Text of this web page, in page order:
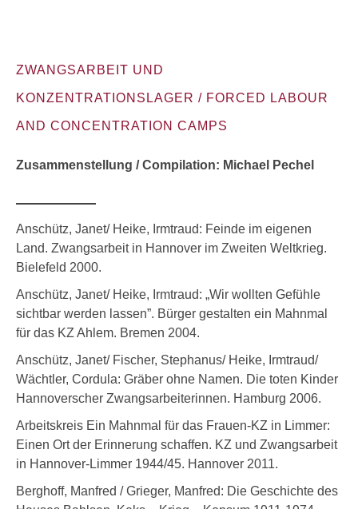
ZWANGSARBEIT UND
KONZENTRATIONSLAGER / FORCED LABOUR
AND CONCENTRATION CAMPS
Zusammenstellung / Compilation: Michael Pechel
Anschütz, Janet/ Heike, Irmtraud: Feinde im eigenen
Land. Zwangsarbeit in Hannover im Zweiten Weltkrieg.
Bielefeld 2000.
Anschütz, Janet/ Heike, Irmtraud: „Wir wollten Gefühle
sichtbar werden lassen”. Bürger gestalten ein Mahnmal
für das KZ Ahlem. Bremen 2004.
Anschütz, Janet/ Fischer, Stephanus/ Heike, Irmtraud/
Wächtler, Cordula: Gräber ohne Namen. Die toten Kinder
Hannoverscher Zwangsarbeiterinnen. Hamburg 2006.
Arbeitskreis Ein Mahnmal für das Frauen-KZ in Limmer:
Einen Ort der Erinnerung schaffen. KZ und Zwangsarbeit
in Hannover-Limmer 1944/45. Hannover 2011.
Berghoff, Manfred / Grieger, Manfred: Die Geschichte des